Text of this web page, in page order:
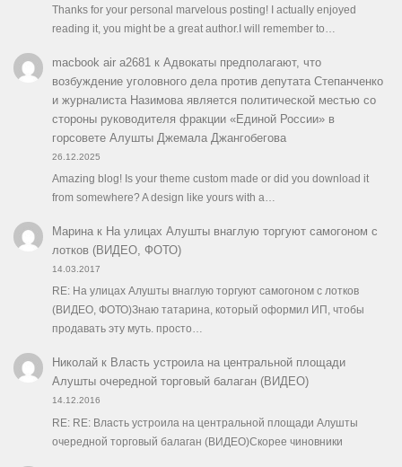
Thanks for your personal marvelous posting! I actually enjoyed
reading it, you might be a great author.I will remember to…
macbook air a2681 к Адвокаты предполагают, что
возбуждение уголовного дела против депутата Степанченко
и журналиста Назимова является политической местью со
стороны руководителя фракции «Единой России» в
горсовете Алушты Джемала Джангобегова
26.12.2025
Amazing blog! Is your theme custom made or did you download it
from somewhere? A design like yours with a…
Маринак На улицах Алушты внаглую торгуют самогоном с
лотков (ВИДЕО, ФОТО)
14.03.2017
RE: На улицах Алушты внаглую торгуют самогоном с лотков
(ВИДЕО, ФОТО)Знаю татарина, который оформил ИП, чтобы
продавать эту муть. просто…
Николайк Власть устроила на центральной площади
Алушты очередной торговый балаган (ВИДЕО)
14.12.2016
RE: RE: Власть устроила на центральной площади Алушты
очередной торговый балаган (ВИДЕО)Скорее чиновники